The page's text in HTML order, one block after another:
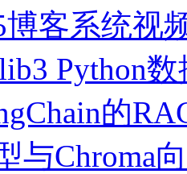
博客系统视
Python
的
与Chroma